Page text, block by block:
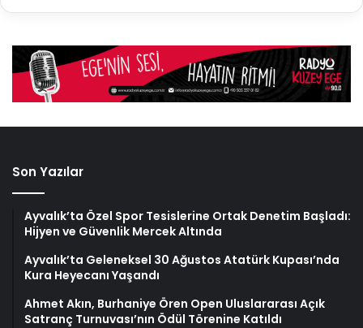
Son Yazılar
Ayvalık’ta Özel Spor Tesislerine Ortak Denetim Başladı:
Hijyen ve Güvenlik Mercek Altında
Ayvalık’ta Geleneksel 30 Ağustos Atatürk Kupası’nda
Kura Heyecanı Yaşandı
Ahmet Akın, Burhaniye Ören Open Uluslararası Açık
Satranç Turnuvası’nın Ödül Törenine Katıldı